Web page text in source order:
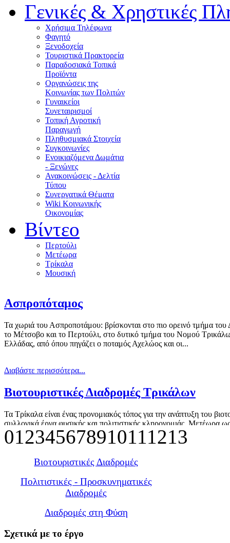
Γενικές & Χρηστικές
Χρήσιμα Τηλέφωνα
Φαγητό
Ξενοδοχεία
Τουριστικά Πρακτορεία
Παραδοσιακά Τοπικά
Προϊόντα
Οργανώσεις της
Κοινωνίας των Πολιτών
Γυναικείοι
Συνεταιρισμοί
Τοπική Αγροτική
Παραγωγή
Πληθυσμιακά Στοιχεία
Συγκοινωνίες
Ενοικιαζόμενα Δωμάτια
- Ξενώνες
Ανακοινώσεις - Δελτία
Τύπου
Συνεργατικά Θέματα
Wiki Κοινωνικής
Οικονομίας
Βίντεο
Περτούλι
Μετέωρα
Τρίκαλα
Μουσική
Ασπροπόταμος
Τα χωριά του Ασπροποτάμου: βρίσκονται στο πιο ορεινό τμήμα
το Μέτσοβο και το Περτούλι, στο δυτικό τμήμα του Νομού
Ελλάδας, από όπου πηγάζει ο ποταμός Αχελώος και οι...
Διαβάστε περισσότερα...
Βιοτουριστικές Διαδρομές Τρικάλων
Τα Τρίκαλα είναι ένας προνομιακός τόπος για την ανάπτυξη του
συλλογικά έργα φυσικής και πολιτιστικής κληρονομιάς. Μετέωρα
πασίγνωστο brand name, που συνδυάζεται με τον ορεινό τουρισμό
Διαβάστε περισσότερα...
Γύρος του Κόζακα
Τρίκαλα. Ο Κόζιακας, είναι το βουνό που διαχωρίζει ανατολικά
012345678910111213
Βιοτουριστικές Διαδρομές
Πολιτιστικές - Προσκυνηματικές
Διαδρομές
Διαδρομές στη Φύση
Σχετικά με το έργο